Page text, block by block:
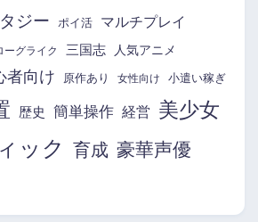
ジー ポイ活 マルチプレイ
ーグライク 三国志 人気アニメ
者向け 原作あり 女性向け 小遣い稼ぎ
歴史 簡単操作 経営 美少女
ック 育成 豪華声優